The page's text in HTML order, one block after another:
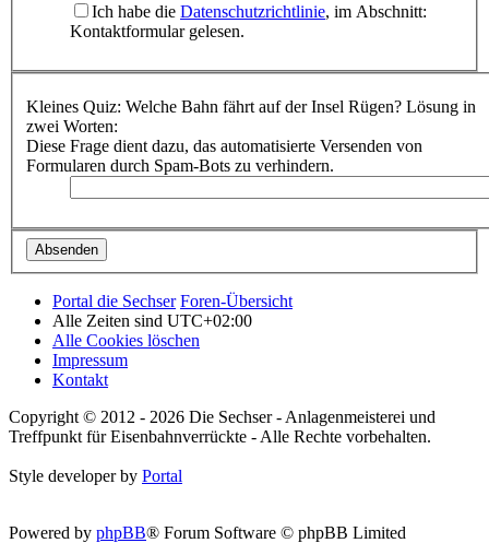
Ich habe die Datenschutzrichtlinie, im Abschnitt:
Kontaktformular gelesen.
Kleines Quiz: Welche Bahn fährt auf der Insel Rügen? Lösung in
zwei Worten:
Diese Frage dient dazu, das automatisierte Versenden von
Formularen durch Spam-Bots zu verhindern.
Portal die Sechser Foren-Übersicht
Alle Zeiten sind UTC+02:00
Alle Cookies löschen
Impressum
Kontakt
Copyright © 2012 - 2026 Die Sechser - Anlagenmeisterei und
Treffpunkt für Eisenbahnverrückte - Alle Rechte vorbehalten.
Style developer by Portal
Powered by phpBB® Forum Software © phpBB Limited